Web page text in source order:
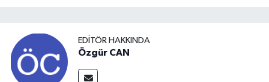
EDITÖR HAKKINDA
Özgür CAN